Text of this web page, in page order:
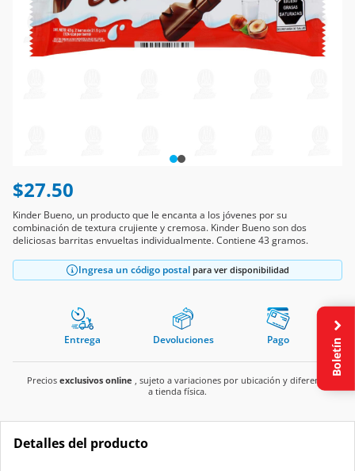
$27.50
Kinder Bueno, un producto que le encanta a los jóvenes por su
combinación de textura crujiente y cremosa. Kinder Bueno son dos
deliciosas barritas envueltas individualmente. Contiene 43 gramos.
Ingresa un código postal para ver disponibilidad
Entrega Devoluciones Pago
Precios exclusivos online , sujeto a variaciones por ubicación y diferente
a tienda física.
Detalles del producto
Boletín